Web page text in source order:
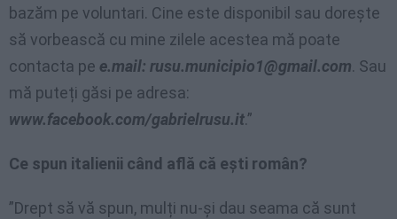
bazăm pe voluntari. Cine este disponibil sau dorește
să vorbească cu mine zilele acestea mă poate
contacta pe e.mail: rusu.municipio1@gmail.com. Sau
mă puteți găsi pe adresa:
www.facebook.com/gabrielrusu.it.”
Ce spun italienii când află că ești român?
”Drept să vă spun, mulți nu-și dau seama că sunt